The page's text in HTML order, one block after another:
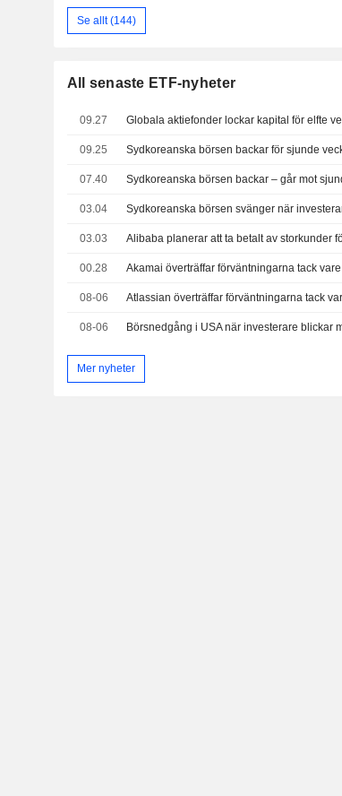
Se allt (144)
All senaste ETF-nyheter
09.27
09.25
07.40 Sydkoreanska börsen backar – går mot
03.04 Sydkoreanska börsen svänger när
03.03
00.28
08-06 Atlassian överträffar förväntningarna tack
08-06 Börsnedgång i USA när investerare blickar
Mer nyheter